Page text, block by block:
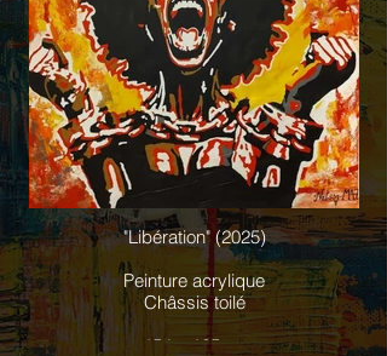
"Libération" (2025)
Peinture acrylique
Châssis toilé
154 x 165cm